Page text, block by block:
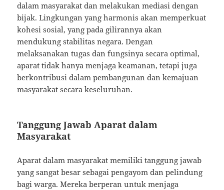
dalam masyarakat dan melakukan mediasi dengan
bijak. Lingkungan yang harmonis akan memperkuat
kohesi sosial, yang pada gilirannya akan
mendukung stabilitas negara. Dengan
melaksanakan tugas dan fungsinya secara optimal,
aparat tidak hanya menjaga keamanan, tetapi juga
berkontribusi dalam pembangunan dan kemajuan
masyarakat secara keseluruhan.
Tanggung Jawab Aparat dalam
Masyarakat
Aparat dalam masyarakat memiliki tanggung jawab
yang sangat besar sebagai pengayom dan pelindung
bagi warga. Mereka berperan untuk menjaga